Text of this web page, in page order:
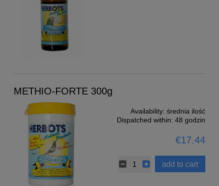
METHIO-FORTE 300g
Availability: średnia ilość
Dispatched within: 48 godzin
€17.44
add to cart